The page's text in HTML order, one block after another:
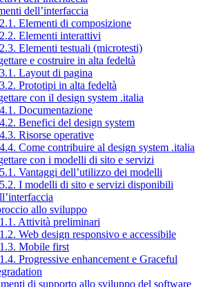
dell’interfaccia
Elementi di composizione
Elementi interattivi
Elementi testuali (microtesti)
e costruire in alta fedeltà
Layout di pagina
Prototipi in alta fedeltà
con il design system .italia
Documentazione
Benefici del design system
Risorse operative
Come contribuire al design system .italia
con i modelli di sito e servizi
Vantaggi dell’utilizzo dei modelli
I modelli di sito e servizi disponibili
allo sviluppo
Attività preliminari
Web design responsivo e accessibile
Mobile first
Progressive enhancement e Graceful
di supporto allo sviluppo del software